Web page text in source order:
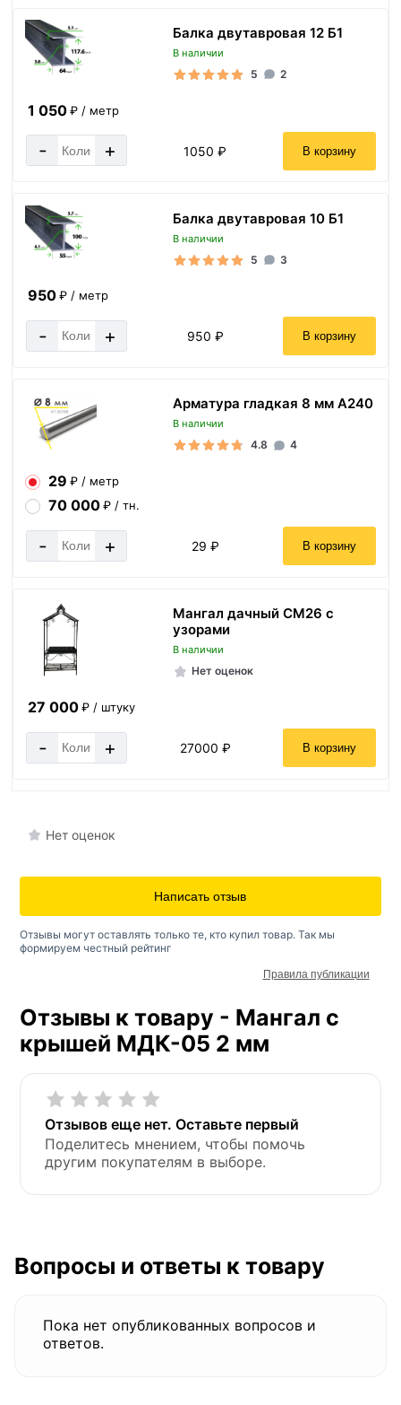
Балка двутавровая 12 Б1
В наличии
5 2
1 050₽ / метр
- + 1050 ₽ В корзину
Балка двутавровая 10 Б1
В наличии
5 3
950₽ / метр
- + 950 ₽ В корзину
Арматура гладкая 8 мм A240
В наличии
4.8 4
29 ₽ / метр
70 000₽ / тн.
- + 29 ₽ В корзину
Мангал дачный СМ26 с
узорами
В наличии
Нет оценок
27 000₽ / штуку
- + 27000 ₽ В корзину
Отзывы к товару - Мангал с
крышей МДК-05 2 мм
Отзывов еще нет. Оставьте первый
Поделитесь мнением, чтобы помочь
другим покупателям в выборе.
Нет оценок
Написать отзыв
Отзывы могут оставлять только те, кто купил товар. Так мы
формируем честный рейтинг
Правила публикации
Вопросы и ответы к товару
Пока нет опубликованных вопросов и
ответов.